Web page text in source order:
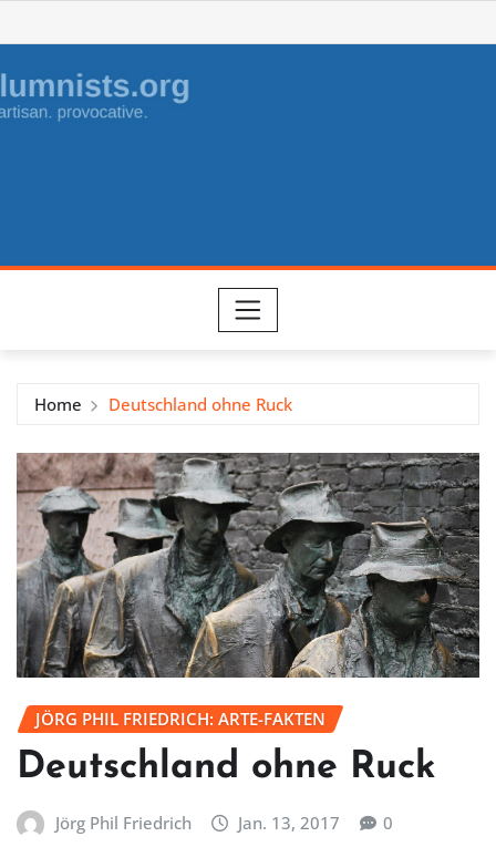
to
content
Home Deutschland ohne Ruck
JÖRG PHIL FRIEDRICH: ARTE-FAKTEN
Deutschland ohne Ruck
Jörg Phil Friedrich Jan. 13, 2017 0